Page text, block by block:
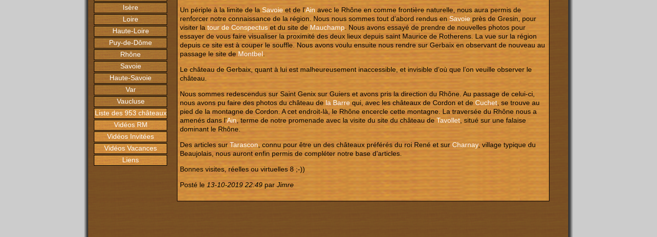
Isère
Loire
Haute-Loire
Puy-de-Dôme
Rhône
Savoie
Haute-Savoie
Var
Vaucluse
Liste des 953 châteaux
Vidéos RM
Vidéos Invitées
Vidéos Vacances
Liens
Un périple à la limite de la Savoie et de l’Ain avec le Rhône en comme frontière naturelle, nous aura permis de
renforcer notre connaissance de la région. Nous nous sommes tout d’abord rendus en Savoie près de Gresin, pour
visiter la tour de Conspectus et du site de Mauchamp . Nous avons essayé de prendre de nouvelles photos pour
essayer de vous faire visualiser la proximité des deux lieux depuis saint Maurice de Rotherens. La vue sur la région
depuis ce site est à couper le souffle. Nous avons voulu ensuite nous rendre sur Gerbaix en observant de nouveau au
passage le site de Montbel
Le château de Gerbaix, quant à lui est malheureusement inaccessible, et invisible d’où que l’on veuille observer le
château.
Nous sommes redescendus sur Saint Genix sur Guiers et avons pris la direction du Rhône. Au passage de celui-ci,
nous avons pu faire des photos du château de la Barre qui, avec les châteaux de Cordon et de Cuchet , se trouve au
pied de la montagne de Cordon. A cet endroit-là, le Rhône encercle cette montagne. La traversée du Rhône nous a
amenés dans l’Ain , terme de notre promenade avec la visite du site du château de Tavollet , situé sur une falaise
dominant le Rhône.
Des articles sur Tarascon , connu pour être un des châteaux préférés du roi René et sur Charnay, village typique du
Beaujolais, nous auront enfin permis de compléter notre base d’articles.
Bonnes visites, réelles ou virtuelles 8 ;-))
Posté le 13-10-2019 22:49 par Jimre